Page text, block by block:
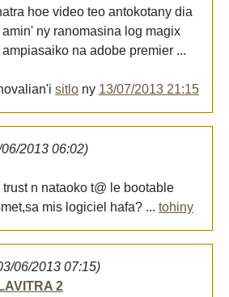
hoe video teo antokotany dia
ny ranomasina log magix
na adobe premier ...
sitlo ny 13/07/2013 21:15
2013 06:02)
n nataoko t@ le bootable
mis logiciel hafa? ... tohiny
06/2013 07:15)
2